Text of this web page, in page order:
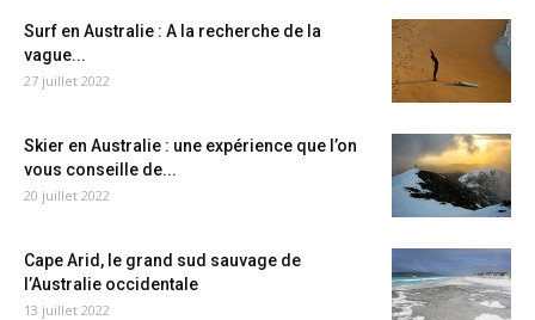
Surf en Australie : A la recherche de la
vague...
27 juillet 2022
Skier en Australie : une expérience que l’on
vous conseille de...
20 juillet 2022
Cape Arid, le grand sud sauvage de
l’Australie occidentale
13 juillet 2022